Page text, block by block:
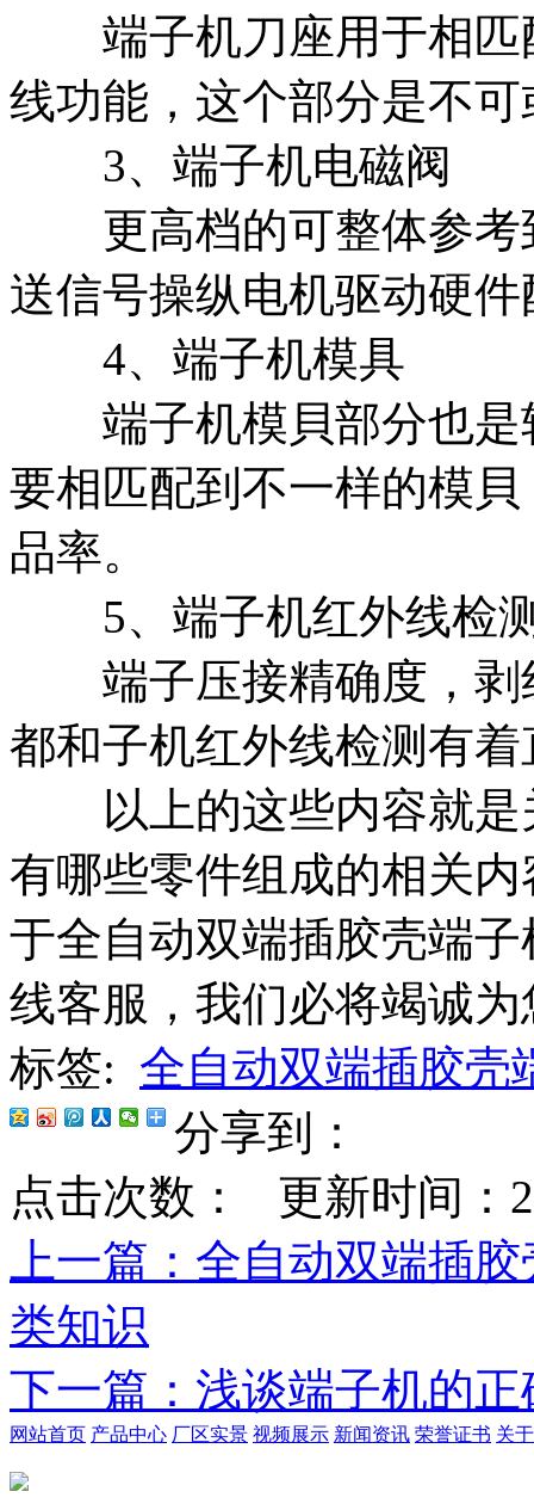
端子机刀座用于相匹
线功能，这个部分是不
3、端子机电磁阀
更高档的可整体参考
送信号操纵电机驱动硬
4、端子机模具
端子机模貝部分也是
要相匹配到不一样的模
品率。
5、端子机红外线检
端子压接精确度，剥
都和子机红外线检测有
以上的这些内容就是
有哪些零件组成的相关
于全自动双端插胶壳端
线客服，我们必将竭诚
标签: 全自动双端插胶壳
分享到：
点击次数：
更新时间：
上一篇 ：全自动双端插
类知识
下一篇 ：浅谈端子机的
网站首页 产品中心 厂区实景 视频展示 新闻资讯 荣誉证书 关